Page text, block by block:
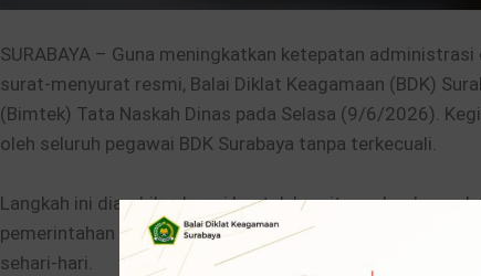
SURABAYA – Guna meningkatkan ketepatan
surat-menyurat resmi, Balai Diklat Keagamaan (BDK)
(Bimtek) Tata Naskah Dinas pada Selasa (9/6/2026).
oleh seluruh pegawai BDK Surabaya tanpa terkecuali.
Langkah ini diambil sebagai bentuk komitmen lembaga
pemerintahan yang bersih, efektif, dan transparan, yang
sehari-hari.